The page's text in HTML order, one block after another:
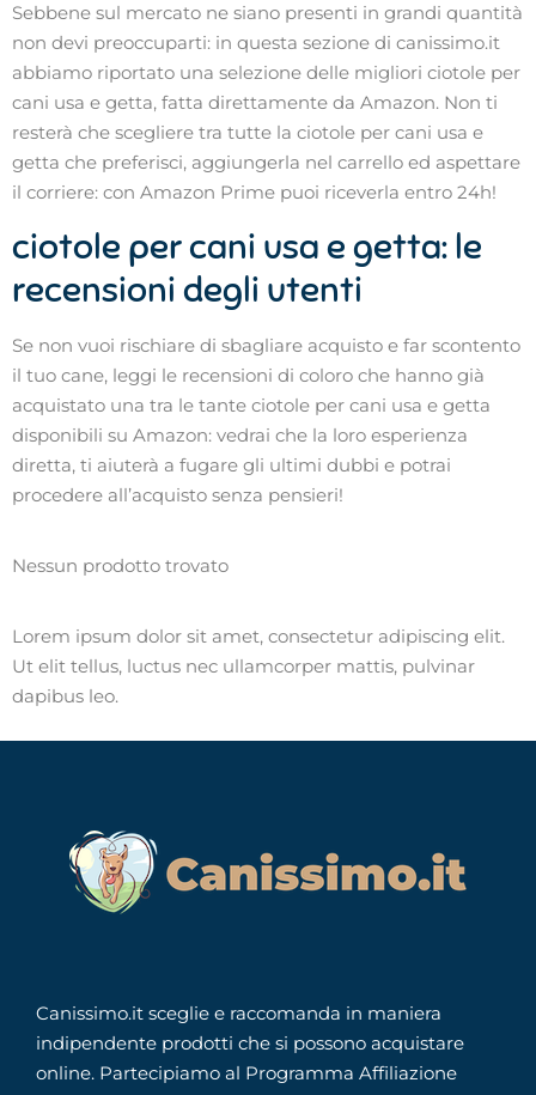
Sebbene sul mercato ne siano presenti in grandi quantità
non devi preoccuparti: in questa sezione di canissimo.it
abbiamo riportato una selezione delle migliori ciotole per
cani usa e getta, fatta direttamente da Amazon. Non ti
resterà che scegliere tra tutte la ciotole per cani usa e
getta che preferisci, aggiungerla nel carrello ed aspettare
il corriere: con Amazon Prime puoi riceverla entro 24h!
ciotole per cani usa e getta: le
recensioni degli utenti
Se non vuoi rischiare di sbagliare acquisto e far scontento
il tuo cane, leggi le recensioni di coloro che hanno già
acquistato una tra le tante ciotole per cani usa e getta
disponibili su Amazon: vedrai che la loro esperienza
diretta, ti aiuterà a fugare gli ultimi dubbi e potrai
procedere all’acquisto senza pensieri!
Nessun prodotto trovato
Lorem ipsum dolor sit amet, consectetur adipiscing elit.
Ut elit tellus, luctus nec ullamcorper mattis, pulvinar
dapibus leo.
Canissimo.it sceglie e raccomanda in maniera
indipendente prodotti che si possono acquistare
online. Partecipiamo al Programma Affiliazione